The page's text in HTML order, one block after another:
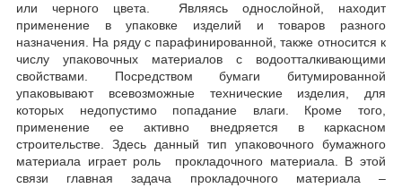
или черного цвета. Являясь однослойной, находит
применение в упаковке изделий и товаров разного
назначения. На ряду с парафинированной, также относится к
числу упаковочных материалов с водоотталкивающими
свойствами. Посредством бумаги битумированной
упаковывают всевозможные технические изделия, для
которых недопустимо попадание влаги. Кроме того,
применение ее активно внедряется в каркасном
строительстве. Здесь данный тип упаковочного бумажного
материала играет роль прокладочного материала. В этой
связи главная задача прокладочного материала –